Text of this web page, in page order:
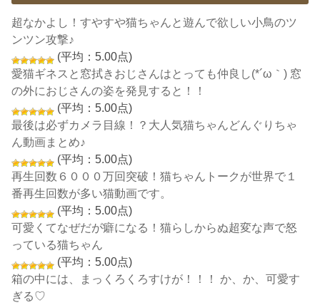
超なかよし！すやすや猫ちゃんと遊んで欲しい小鳥のツ
ンツン攻撃♪
(平均：5.00点)
愛猫ギネスと窓拭きおじさんはとっても仲良し(*´ω｀) 窓
の外におじさんの姿を発見すると！！
(平均：5.00点)
最後は必ずカメラ目線！？大人気猫ちゃんどんぐりちゃ
ん動画まとめ♪
(平均：5.00点)
再生回数６０００万回突破！猫ちゃんトークが世界で１
番再生回数が多い猫動画です。
(平均：5.00点)
可愛くてなぜだが癖になる！猫らしからぬ超変な声で怒
っている猫ちゃん
(平均：5.00点)
箱の中には、まっくろくろすけが！！！ か、か、可愛す
ぎる♡